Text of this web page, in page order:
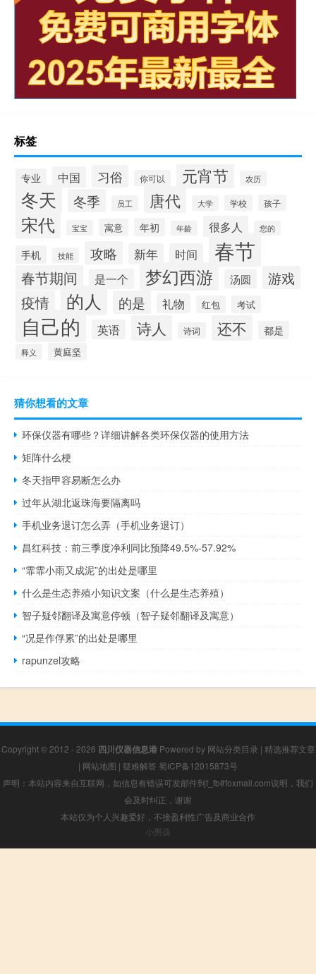
标签
专业 中国 习俗 你可以 元宵节 农历
冬天 冬季 员工 唐代 大学 学校 孩子
宋代 宝宝 寓意 年初 年龄 很多人 您的
手机 技能 攻略 新年 时间 春节
春节期间 是一个 梦幻西游 汤圆 游戏
疫情 的人 的是 礼物 红包 考试
自己的 英语 诗人 诗词 还不 都是
释义 黄庭坚
猜你想看的文章
环保仪器有哪些？详细讲解各类环保仪器的使用方法
矩阵什么梗
冬天指甲容易断怎么办
过年从湖北返珠海要隔离吗
手机业务退订怎么弄（手机业务退订）
昌红科技：前三季度净利同比预降49.5%-57.92%
“霏霏小雨又成泥”的出处是哪里
什么是生态养殖小知识文案（什么是生态养殖）
智子疑邻翻译及寓意停顿（智子疑邻翻译及寓意）
“况是作俘累”的出处是哪里
rapunzel攻略
Copyright © 2012 - 2026 四川仪器信息港Powered by 网站分类目录 | 精选推荐文章
| 网站地图 | 疑难解答 蜀ICP备12015873号
声明：本站内容来自互联网，如信息有错误可发邮件到f_fb#foxmail.com说明，我们
会及时纠正，谢谢
本站仅为个人兴趣爱好，不接盈利性广告及商业合作
小男孩